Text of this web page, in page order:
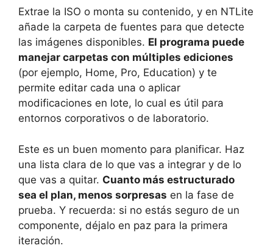
Extrae la ISO o monta su contenido, y en NTLite
añade la carpeta de fuentes para que detecte
las imágenes disponibles. El programa puede
manejar carpetas con múltiples ediciones
(por ejemplo, Home, Pro, Education) y te
permite editar cada una o aplicar
modificaciones en lote, lo cual es útil para
entornos corporativos o de laboratorio.
Este es un buen momento para planificar. Haz
una lista clara de lo que vas a integrar y de lo
que vas a quitar. Cuanto más estructurado
sea el plan, menos sorpresas en la fase de
prueba. Y recuerda: si no estás seguro de un
componente, déjalo en paz para la primera
iteración.